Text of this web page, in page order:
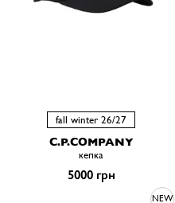
fall winter 26/27
C.P.COMPANY
кепка
5000 грн
NEW